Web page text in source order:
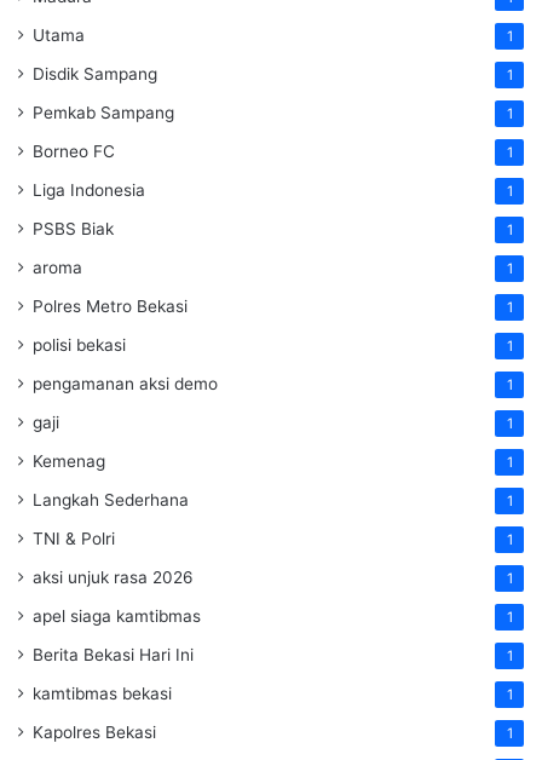
Utama 1
Disdik Sampang 1
Pemkab Sampang 1
Borneo FC 1
Liga Indonesia 1
PSBS Biak 1
aroma 1
Polres Metro Bekasi 1
polisi bekasi 1
pengamanan aksi demo 1
gaji 1
Kemenag 1
Langkah Sederhana 1
TNI & Polri 1
aksi unjuk rasa 2026 1
apel siaga kamtibmas 1
Berita Bekasi Hari Ini 1
kamtibmas bekasi 1
Kapolres Bekasi 1